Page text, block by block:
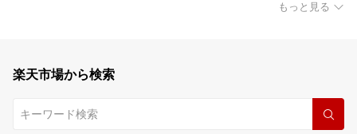
もっと見る
楽天市場から検索